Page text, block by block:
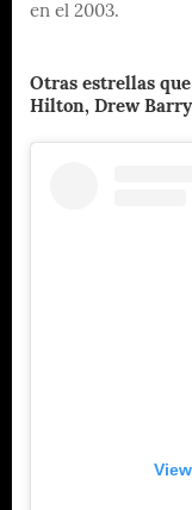
en el 2003.
Otras estrellas
Hilton, Drew